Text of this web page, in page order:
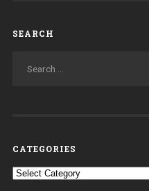
SEARCH
CATEGORIES
Categories